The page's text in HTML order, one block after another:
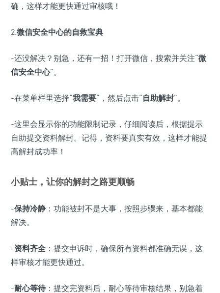
确，这样才能更快通过审核哦！
2.微信安全中心的自救宝典
-还没解决？别急，还有一招！打开微信，搜索并关注“微
信安全中心”。
-在菜单栏里选择“我需要”，然后点击“自助解封”。
-这里会显示你的功能限制记录，仔细阅读后，根据提示
自助提交资料解封。记得，资料要真实有效，这样才能提
高解封成功率！
小贴士，让你的解封之路更顺畅
-保持冷静：功能被封不是大事，按照步骤来，基本都能
解决。
-资料齐全 ：提交申诉时，确保所有资料都准确无误，这
样审核才能更快通过。
-耐心等待：提交完资料后，耐心等待审核结果，别急着